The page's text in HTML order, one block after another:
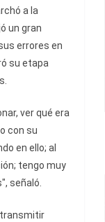
a la
un gran
errores en
su etapa
ver qué era
con su
en ello; al
tengo muy
señaló.
transmitir